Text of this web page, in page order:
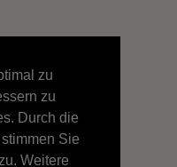
zu
zu
Durch die
Sie
Weitere
211